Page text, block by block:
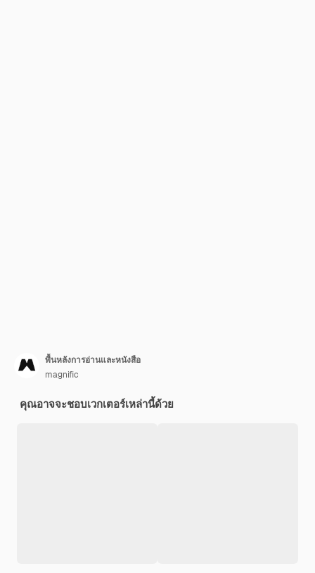
พื้นหลังการอ่านและหนังสือ
magnific
คุณอาจจะชอบเวกเตอร์เหล่านี้ด้วย